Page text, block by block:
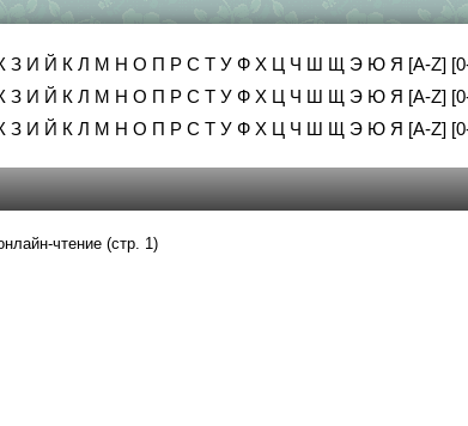
З И Й К Л М Н О П Р С Т У Ф Х Ц Ч Ш Щ Э Ю Я [A-Z]
З И Й К Л М Н О П Р С Т У Ф Х Ц Ч Ш Щ Э Ю Я [A-Z]
З И Й К Л М Н О П Р С Т У Ф Х Ц Ч Ш Щ Э Ю Я [A-Z]
чтение (стр. 1)